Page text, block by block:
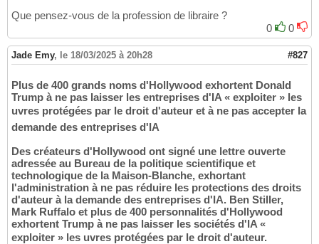
Que pensez-vous de la profession de libraire ?
0
0
Jade Emy, le 18/03/2025 à 20h28 #827
Plus de 400 grands noms d'Hollywood exhortent Donald
Trump à ne pas laisser les entreprises d'IA « exploiter » les
uvres protégées par le droit d'auteur et à ne pas accepter la
demande des entreprises d'IA
Des créateurs d'Hollywood ont signé une lettre ouverte
adressée au Bureau de la politique scientifique et
technologique de la Maison-Blanche, exhortant
l'administration à ne pas réduire les protections des droits
d'auteur à la demande des entreprises d'IA. Ben Stiller,
Mark Ruffalo et plus de 400 personnalités d'Hollywood
exhortent Trump à ne pas laisser les sociétés d'IA «
exploiter » les uvres protégées par le droit d'auteur.